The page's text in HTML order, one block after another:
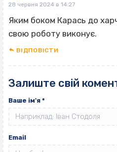
28 червня 2024 в 14:27
Яким боком Карась до
свою роботу виконує.
ВІДПОВІCТИ
Залиште свій
Ваше ім'я *
Email